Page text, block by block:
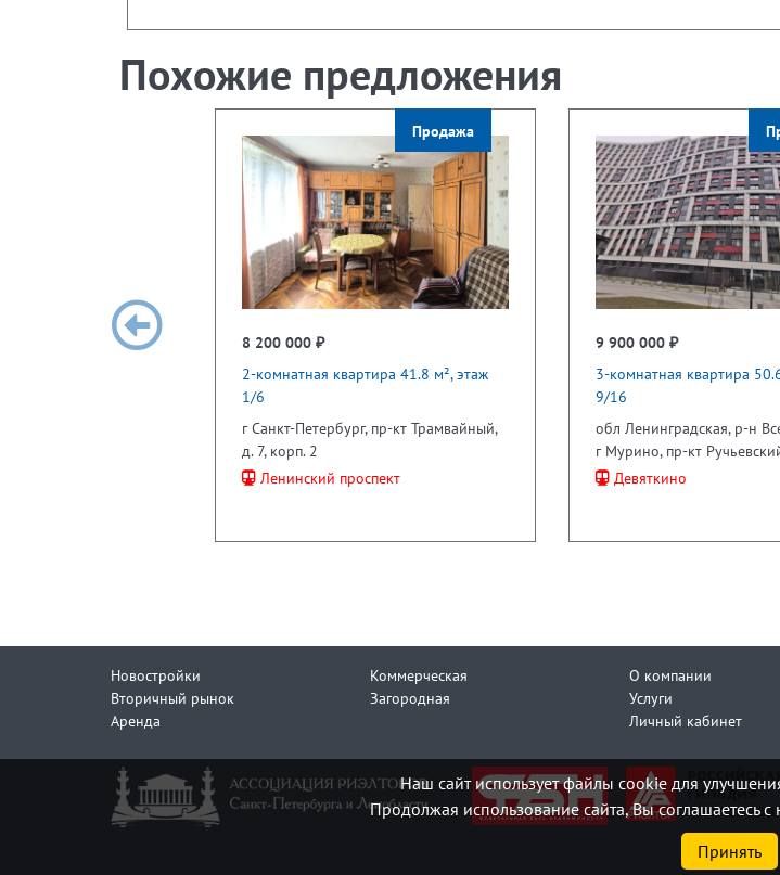
Похожие предложения
Продажа
8 200 000 ₽
2-комнатная квартира 41.8 м², этаж
1/6
г Санкт-Петербург, пр-кт Трамвайный,
д. 7, корп. 2
Ленинский проспект
9 900 000 ₽
3-комнатная квартира
9/16
обл Ленинградская, р-н
г Мурино, пр-кт
Девяткино
Новостройки
Вторичный рынок
Аренда
Коммерческая
Загородная
О компании
Услуги
Личный кабинет
Наш сайт использует файлы cookie для
Продолжая использование сайта, Вы соглашаетесь
Принять